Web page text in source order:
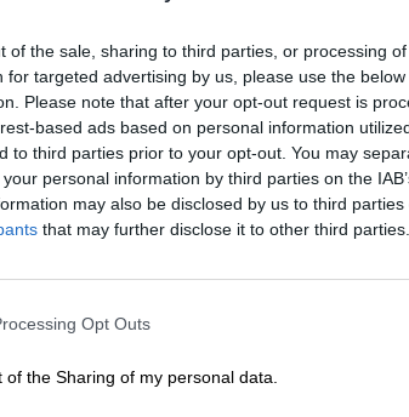
of the sale, sharing to third parties, or processing
for targeted advertising by us, please use the
Please note that after your opt-out request is
based ads based on personal information
to third parties prior to your opt-out. You may
personal information by third parties on the
may also be disclosed by us to third parties
that may further disclose it to other third parties.
Opt Outs
of the Sharing of my personal data.
martes, 30 de junio de 2020
El Pleno del Congreso
semana las conclusiones de
de Reconstrucción y aún no
PSOE-PP
Más artículos de este autor
lunes, 20 de julio de 2020